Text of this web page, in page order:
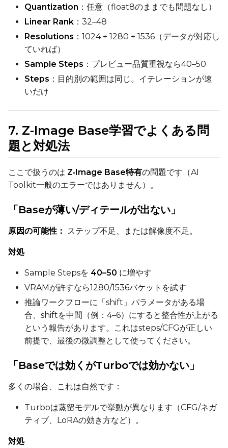
Quantization ：任意（float8のままでも問題なし）
Linear Rank ：32–48
Resolutions ：1024 + 1280 + 1536（データが対応し
ていれば）
Sample Steps ：プレビュー品質重視なら40–50
Steps ：目的別の範囲は同じ。イテレーションが速
いだけ
7. Z‑Image Base学習でよくある問
題と対処法
ここで扱うのは Z‑Image Base特有の問題です（AI
Toolkit一般のエラーではありません）。
「Baseが薄い/ディテールが出ない」
原因の可能性： ステップ不足、または解像度不足。
対処
Sample Stepsを 40–50 に増やす
VRAMが許すなら1280/1536バケットを試す
推論ワークフローに「shift」パラメータがある場
合、shiftを中間（例：4–6）にすると整合性が上がる
という報告があります。これはsteps/CFGが正しい
前提で、最後の微調整として使ってください。
「Baseでは効くがTurboでは効かない」
多くの場合、これは自然です：
Turboは蒸留モデルで挙動が異なります（CFG/ネガ
ティブ、LoRAの効き方など）。
対処